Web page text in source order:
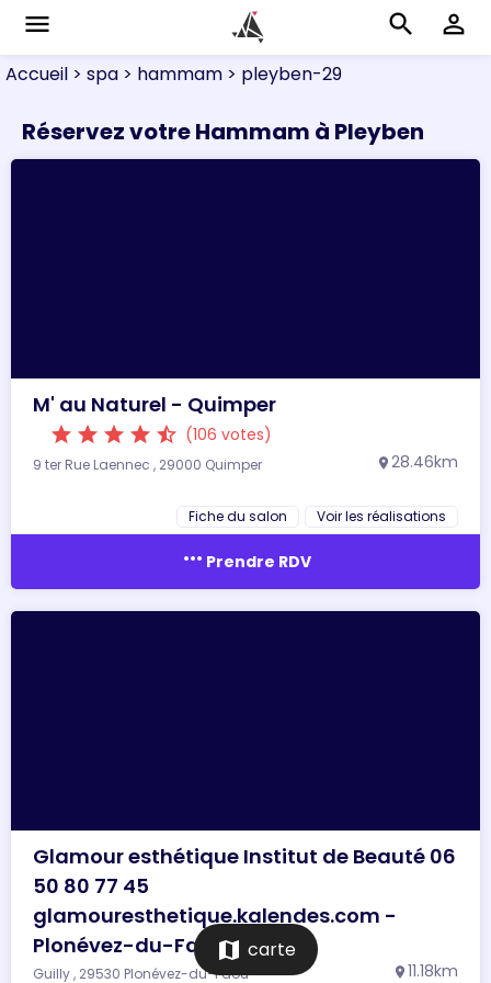
menu search perm_identity
Accueil > spa > hammam > pleyben-29
Réservez votre Hammam à Pleyben
M' au Naturel - Quimper
star star star star star_half (106 votes)
9 ter Rue Laennec , 29000 Quimper location_on 28.46km
Fiche du salon Voir les réalisations
more_horiz Prendre RDV
Glamour esthétique Institut de Beauté 06
50 80 77 45
glamouresthetique.kalendes.com -
Plonévez-du-Faou
Guilly , 29530 Plonévez-du-Faou location_on 11.18km
map carte